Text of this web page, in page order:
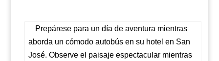
Prepárese para un día de aventura mientras
aborda un cómodo autobús en su hotel en San
José. Observe el paisaje espectacular mientras